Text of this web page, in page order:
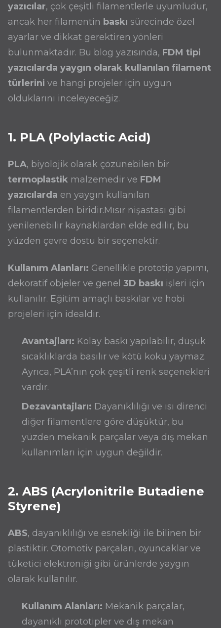
yazıcılar, çok çeşitli filamentlerle uyumludur,
ancak her filamentin baskı sürecinde özel
ayarlar ve dikkat gerektiren yönleri
bulunmaktadır. Bu blog yazısında, FDM tipi
yazıcılarda yaygın olarak kullanılan filament
türlerini ve hangi projeler için uygun
olduklarını inceleyeceğiz.
1. PLA (Polylactic Acid)
PLA, biyolojik olarak çözünebilen bir
termoplastik malzemedir ve FDM
yazıcılarda en yaygın kullanılan
filamentlerden biridir.Mısır nişastası gibi
yenilenebilir kaynaklardan elde edilir, bu
yüzden çevre dostu bir seçenektir.
Kullanım Alanları: Genellikle prototip yapımı,
dekoratif objeler ve genel 3D baskı işleri için
kullanılır. Eğitim amaçlı baskılar ve hobi
projeleri için idealdir.
Avantajları: Kolay baskı yapılabilir, düşük
sıcaklıklarda basılır ve kötü koku yaymaz.
Ayrıca, PLA’nın çok çeşitli renk seçenekleri
vardır.
Dezavantajları: Dayanıklılığı ve ısı direnci
diğer filamentlere göre düşüktür, bu
yüzden mekanik parçalar veya dış mekan
kullanımları için uygun değildir.
2. ABS (Acrylonitrile Butadiene
Styrene)
ABS, dayanıklılığı ve esnekliği ile bilinen bir
plastiktir. Otomotiv parçaları, oyuncaklar ve
tüketici elektroniği gibi ürünlerde yaygın
olarak kullanılır.
Kullanım Alanları: Mekanik parçalar,
dayanıklı prototipler ve dış mekan